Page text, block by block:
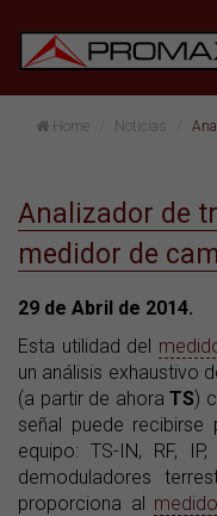
Home Noticias
Analizador de
medidor de
29 de Abril de 2014.
Esta utilidad del
un análisis exhaustivo
(a partir de ahora TS)
señal puede recibirse
equipo: TS-IN, RF,
demoduladores
proporciona al